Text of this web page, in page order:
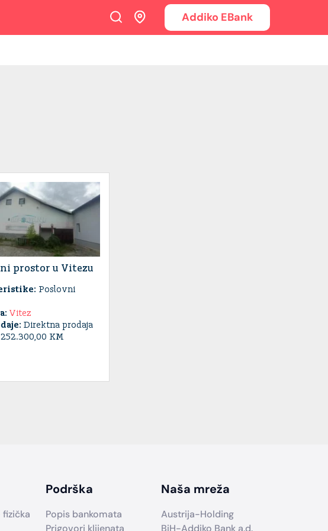
Addiko EBank
prostor u Vitezu
Poslovni
Vitez
Direktna prodaja
252.300,00 KM
Podrška
Popis bankomata
Naša mreža
Austrija-Holding